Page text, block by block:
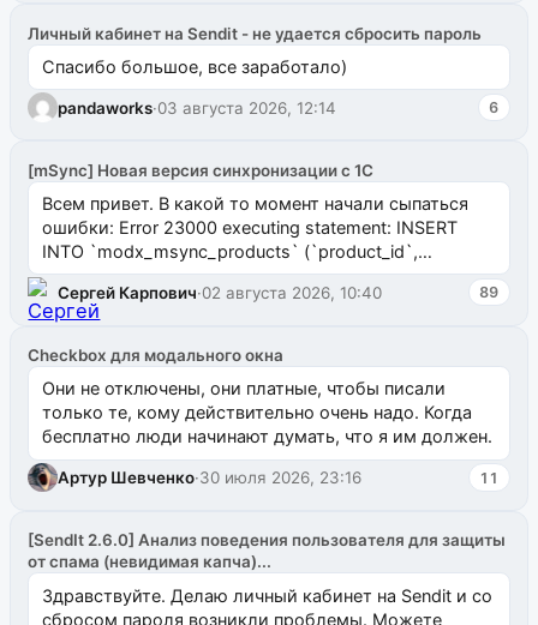
Личный кабинет на Sendit - не удается сбросить пароль
Спасибо большое, все заработало)
pandaworks·03 августа 2026, 12:14 6
[mSync] Новая версия синхронизации с 1С
Всем привет. В какой то момент начали сыпаться
ошибки: Error 23000 executing statement: INSERT
INTO `modx_msync_products` (`product_id`,
`uuid_1c`) VALUES ...
Сергей Карпович·02 августа 2026, 10:40 89
Checkbox для модального окна
Они не отключены, они платные, чтобы писали
только те, кому действительно очень надо. Когда
бесплатно люди начинают думать, что я им должен.
Артур Шевченко·30 июля 2026, 23:16 11
[SendIt 2.6.0] Анализ поведения пользователя для защиты
от спама (невидимая капча)...
Здравствуйте. Делаю личный кабинет на Sendit и со
сбросом пароля возникли проблемы. Можете